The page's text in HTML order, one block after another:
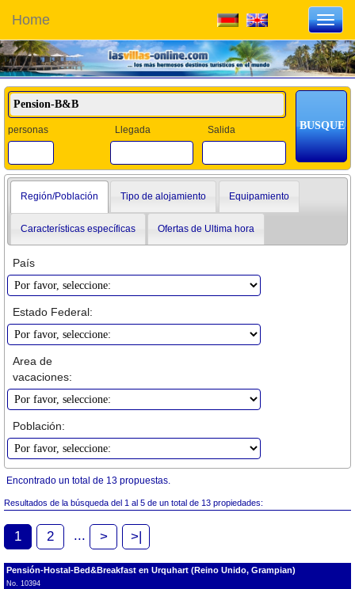
Home
personas Llegada Salida
Región/Población Tipo de alojamiento Equipamiento
Características específicas Ofertas de Ultima hora
País
Estado Federal:
Area de
vacaciones:
Población:
Encontrado un total de 13 propuestas.
Resultados de la búsqueda del 1 al 5 de un total de 13 propiedades:
1 2 ... > >|
Pensión-Hostal-Bed&Breakfast en Urquhart (Reino Unido, Grampian)
No. 10394